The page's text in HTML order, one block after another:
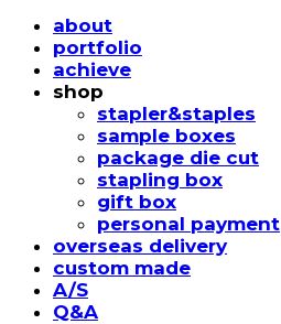
about
portfolio
achieve
shop
stapler&staples
sample boxes
package die cut
stapling box
gift box
personal payment
overseas delivery
custom made
A/S
Q&A